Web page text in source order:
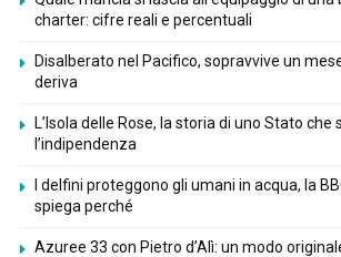
charter: cifre reali e percentuali
Disalberato nel Pacifico, sopravvive un
deriva
L’Isola delle Rose, la storia di uno Stato che
l’indipendenza
I delfini proteggono gli umani in acqua, la
spiega perché
Azuree 33 con Pietro d’Alì: un modo